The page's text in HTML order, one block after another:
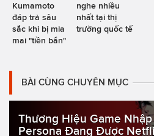
Kumamoto
đáp trả sâu
sắc khi bị mỉa
mai "tiền bẩn"
nghe nhiều
nhất tại thị
trường quốc tế
BÀI CÙNG CHUYÊN MỤC
Thương Hiệu Game
Persona Đang Được